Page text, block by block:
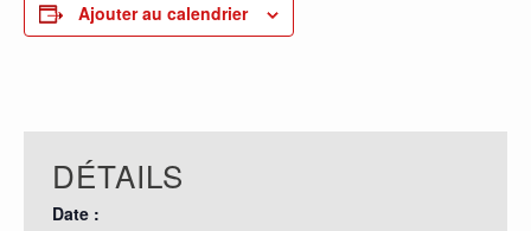
Ajouter au calendrier
DÉTAILS
Date :